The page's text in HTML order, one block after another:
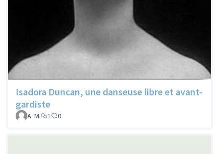
Isadora Duncan, une danseuse libre et avant-
gardiste
A. M. 1 0